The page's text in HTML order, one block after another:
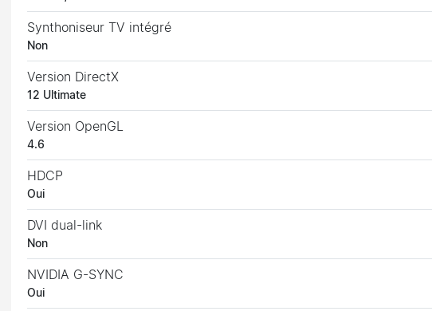
Synthoniseur TV intégré
Non
Version DirectX
12 Ultimate
Version OpenGL
4.6
HDCP
Oui
DVI dual-link
Non
NVIDIA G-SYNC
Oui